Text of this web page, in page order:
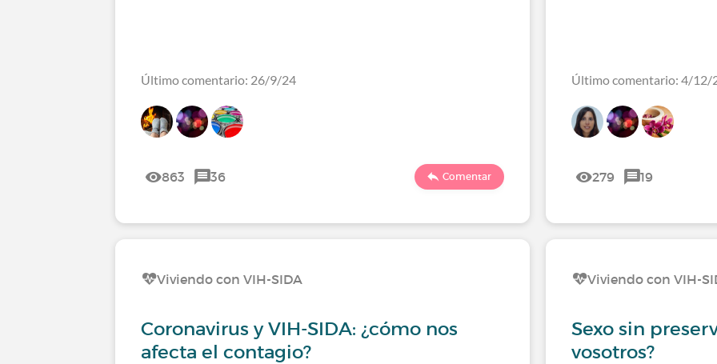
Último comentario: 26/9/24
863 36 Comentar
Viviendo con VIH-SIDA
Coronavirus y VIH-SIDA: ¿cómo nos
afecta el contagio?
Último comentario: 4/12/
279 19
Viviendo con VIH-
Sexo sin
vosotros?